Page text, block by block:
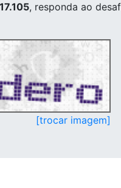
, responda ao
[trocar imagem]